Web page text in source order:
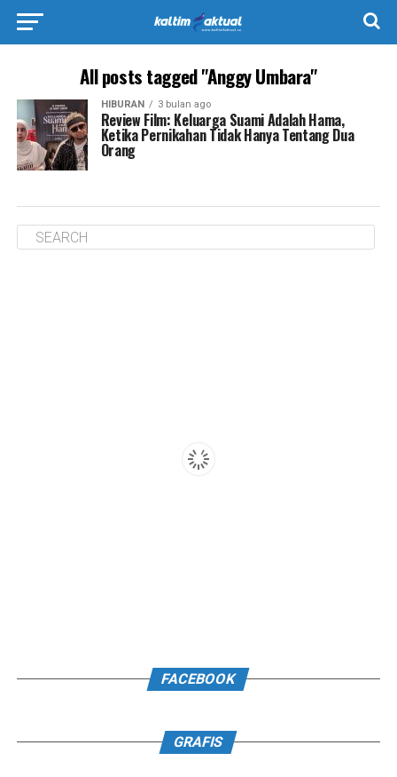
All posts tagged "Anggy Umbara"
HIBURAN 3 bulan ago
Review Film: Keluarga Suami Adalah Hama,
Ketika Pernikahan Tidak Hanya Tentang Dua
Orang
FACEBOOK
GRAFIS